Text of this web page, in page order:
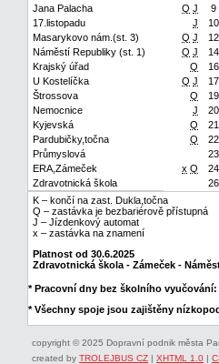
Jana Palacha
Q J
9
17.listopadu
J
10
Masarykovo nám.(st. 3)
Q J
12
Náměstí Republiky (st. 1)
Q J
14
Krajský úřad
Q
16
U Kostelíčka
Q J
17
Štrossova
Q
19
Nemocnice
J
20
Kyjevská
Q
21
Pardubičky,točna
Q
22
Průmyslová
23
ERA,Zámeček
x Q
24
Zdravotnická škola
26
K – končí na zast. Dukla,točna
Q – zastávka je bezbariérově přístupná
J – Jízdenkový automat
x – zastávka na znamení
Platnost od 30.6.2025
Zdravotnická škola - Zámeček -
* Pracovní dny bez školního vyučování:
* Všechny spoje jsou zajištěny
copyright © 2025 Dopravní podnik města
created by TROLEJBUS CZ | XHTML 1.0 |